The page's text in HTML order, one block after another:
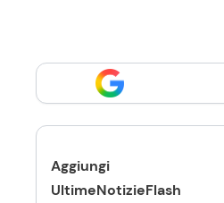
Aggiungi
UltimeNotizieFlash